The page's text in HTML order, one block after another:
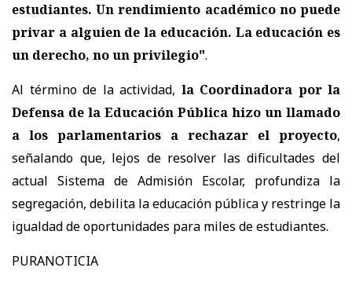
estudiantes. Un rendimiento académico no puede
privar a alguien de la educación. La educación es
un derecho, no un privilegio".
Al término de la actividad, la Coordinadora por la
Defensa de la Educación Pública hizo un llamado
a los parlamentarios a rechazar el proyecto,
señalando que, lejos de resolver las dificultades del
actual Sistema de Admisión Escolar, profundiza la
segregación, debilita la educación pública y restringe la
igualdad de oportunidades para miles de estudiantes.
PURANOTICIA